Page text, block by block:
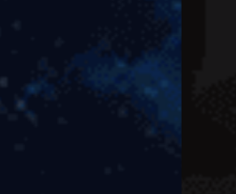
溢流浊度低
排料浓度高